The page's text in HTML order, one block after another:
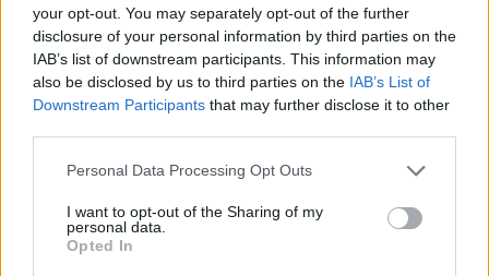
your opt-out. You may separately opt-out of the further
disclosure of your personal information by third parties on the
IAB’s list of downstream participants. This information may
also be disclosed by us to third parties on the IAB’s List of
Downstream Participants that may further disclose it to other
Personal Data Processing Opt Outs
I want to opt-out of the Sharing of my
personal data.
Opted In
Cordón umbilical: dónalo después del parto
LEER